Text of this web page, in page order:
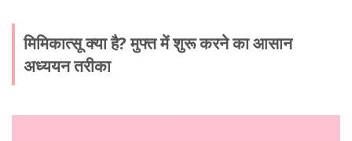
मिमिकात्सू क्या है? मुफ्त में शुरू करने का आसान
अध्ययन तरीका